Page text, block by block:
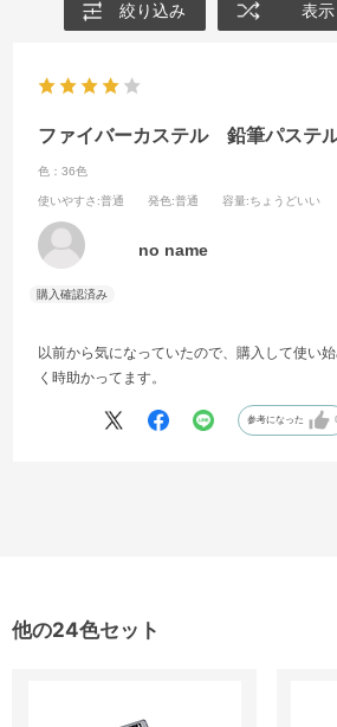
絞り込み 表
ファイバーカステル 鉛筆パステ
色：36色
使いやすさ :普通 発色:普通 容量:ちょうどいい
no name
以前から気になっていたので、購入して使い
く時助かってます。
参考になった
他の24色セット